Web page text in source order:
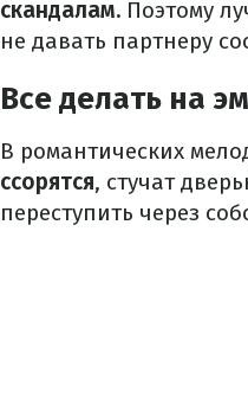
скандалам. Поэтому
не давать партнеру
Все делать на
В романтических
ссорятся, стучат
переступить через